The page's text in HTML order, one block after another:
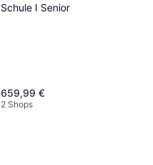
Schule I Senior
659,99 €
2 Shops